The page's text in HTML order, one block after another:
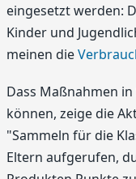
eingesetzt werden:
Kinder und
meinen die
Dass Maßnahmen
können, zeige die
"Sammeln für die
Eltern aufgerufen,